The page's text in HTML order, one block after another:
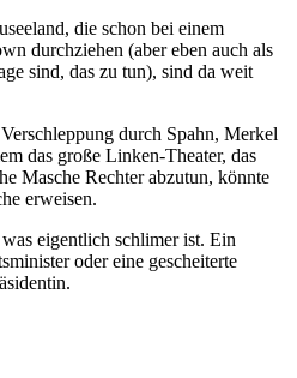
die schon bei einem
durchziehen (aber eben auch als
sind, das zu tun), sind da weit
durch Spahn, Merkel
das große Linken-Theater, das
Masche Rechter abzutun, könnte
erweisen.
eigentlich schlimer ist. Ein
oder eine gescheiterte